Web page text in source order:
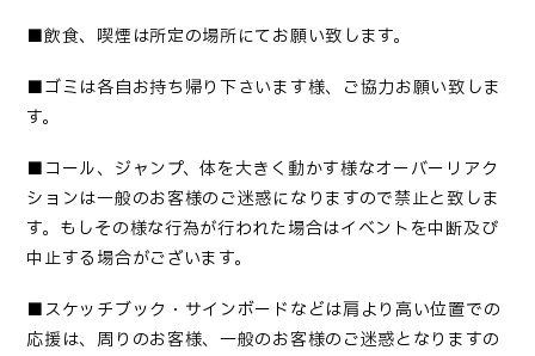
■飲食、喫煙は所定の場所にてお願い致します。
■ゴミは各自お持ち帰り下さいます様、ご協力お願い致しま
す。
■コール、ジャンプ、体を大きく動かす様なオーバーリアク
ションは一般のお客様のご迷惑になりますので禁止と致しま
す。もしその様な行為が行われた場合はイベントを中断及び
中止する場合がございます。
■スケッチブック・サインボードなどは肩より高い位置での
応援は、周りのお客様、一般のお客様のご迷惑となりますの